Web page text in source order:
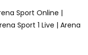
Sport Online |
Sport 1 Live | Arena